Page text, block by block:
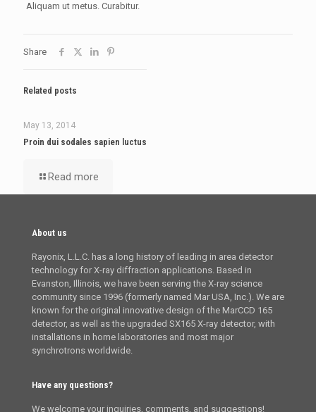
Aliquam ut metus. Curabitur.
Share
Related posts
May 13, 2014
Proin dui sodales sapien luctus
Read more
About us
Rayonix, L.L.C. has a long history of leading in area detector
technology for X-ray diffraction applications. Based in
Evanston, Illinois, we have been serving the X-ray science
community since 1996 (formerly named Mar USA, Inc.). We are
known for the original innovative design of the MarCCD 165
detector, as well as the upgraded SX165 X-ray detector, with
installations in home laboratories and most major
synchrotrons worldwide.
Have any questions?
We welcome your inquiries, comments, and suggestions!